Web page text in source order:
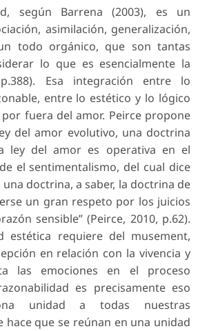
según Barrena (2003), es un
asimilación, generalización,
todo orgánico, que son tantas
lo que es esencialmente la
Esa integración entre lo
entre lo estético y lo lógico
fuera del amor. Peirce propone
del amor evolutivo, una doctrina
ley del amor es operativa en el
el sentimentalismo, del cual dice
una doctrina, a saber, la doctrina de
un gran respeto por los juicios
sensible” (Peirce, 2010, p.62).
estética requiere del musement,
en relación con la vivencia y
las emociones en el proceso
es precisamente eso
unidad a todas nuestras
hace que se reúnan en una unidad